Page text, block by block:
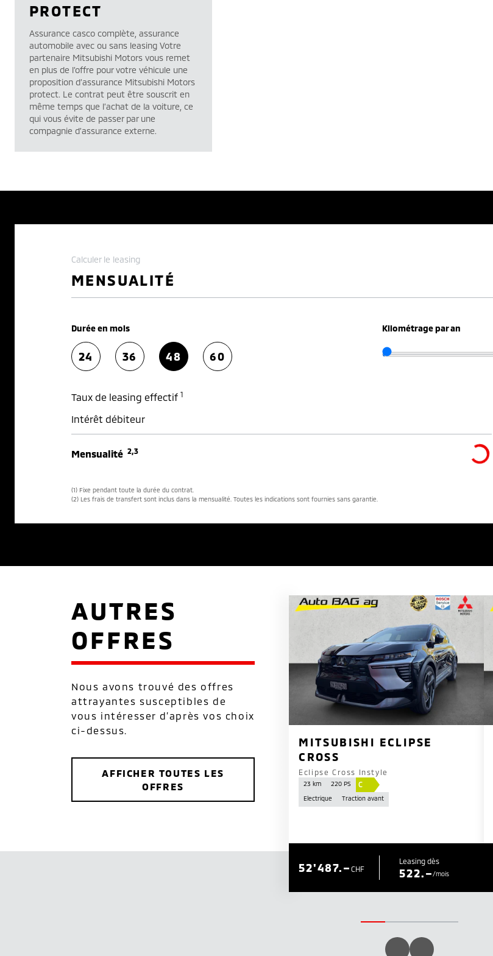
PROTECT
Assurance casco complète, assurance
automobile avec ou sans leasing Votre
partenaire Mitsubishi Motors vous remet
en plus de l’offre pour votre véhicule une
proposition d’assurance Mitsubishi Motors
protect. Le contrat peut être souscrit en
même temps que l’achat de la voiture, ce
qui vous évite de passer par une
compagnie d’assurance externe.
Calculer le leasing
MENSUALITÉ
Durée en mois
24 36 48 60
Kilométrage par an
Taux de leasing effectif 1
Intérêt débiteur
Mensualité 2,3
(1) Fixe pendant toute la durée du contrat.
(2) Les frais de transfert sont inclus dans la mensualité. Toutes les indications sont fournies sans garantie.
AUTRES
OFFRES
Nous avons trouvé des offres
attrayantes susceptibles de
vous intéresser d’après vos choix
ci-dessus.
AFFICHER TOUTES LES
OFFRES
MITSUBISHI ECLIPSE
CROSS
Eclipse Cross Instyle
23 km 220 PS C
Electrique Traction avant
CHF
52'487.– Leasing dès
522.–/mois